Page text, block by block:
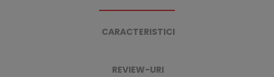
CARACTERISTICI
REVIEW-URI